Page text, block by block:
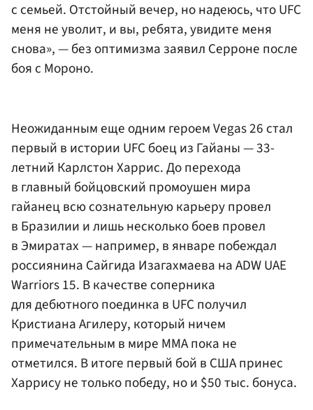
с семьей. Отстойный вечер, но надеюсь, что UFC
меня не уволит, и вы, ребята, увидите меня
снова», — без оптимизма заявил Серроне после
боя с Мороно.
Неожиданным еще одним героем Vegas 26 стал
первый в истории UFC боец из Гайаны — 33-
летний Карлстон Харрис. До перехода
в главный бойцовский промоушен мира
гайанец всю сознательную карьеру провел
в Бразилии и лишь несколько боев провел
в Эмиратах — например, в январе побеждал
россиянина Сайгида Изагахмаева на ADW UAE
Warriors 15. В качестве соперника
для дебютного поединка в UFC получил
Кристиана Агилеру, который ничем
примечательным в мире MMA пока не
отметился. В итоге первый бой в США принес
Харрису не только победу, но и $50 тыс. бонуса.